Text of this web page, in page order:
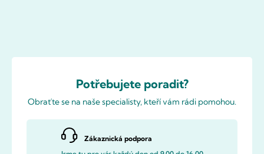
Potřebujete poradit?
Obraťte se na naše specialisty, kteří vám rádi pomohou.
Zákaznická podpora